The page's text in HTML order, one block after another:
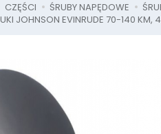
CZĘŚCI ŚRUBY NAPĘDOWE
JOHNSON EVINRUDE 70-140 KM,